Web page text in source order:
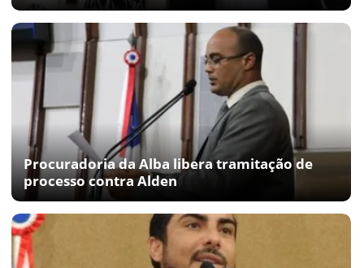
Procuradoria da Alba libera tramitação de
processo contra Alden